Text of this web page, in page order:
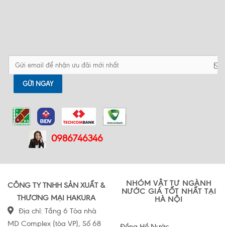
GỬI NGAY
0986746346
CÔNG TY TNHH SẢN XUẤT &
THƯƠNG MẠI HAKURA
Địa chỉ: Tầng 6 Tòa nhà
MD Complex (tòa VP), Số 68
NHÓM VẬT TƯ NGÀNH
NƯỚC GIÁ TỐT NHẤT TẠI
HÀ NỘI